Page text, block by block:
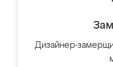
Дизайнер-